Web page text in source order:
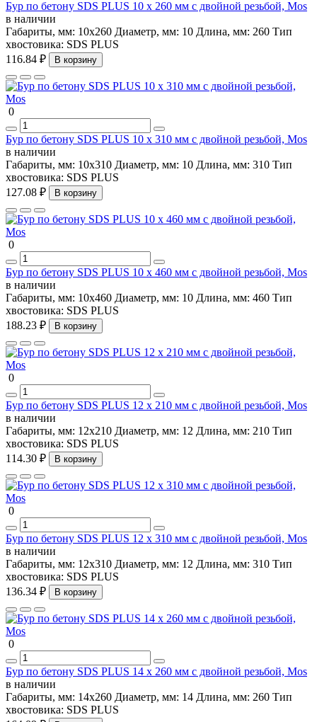
Бур по бетону SDS PLUS 10 х 260 мм с двойной резьбой, Mos
в наличии
Габариты, мм: 10х260 Диаметр, мм: 10 Длина, мм: 260 Тип
хвостовика: SDS PLUS
116.84 ₽
В корзину
0
Бур по бетону SDS PLUS 10 х 310 мм с двойной резьбой, Mos
в наличии
Габариты, мм: 10х310 Диаметр, мм: 10 Длина, мм: 310 Тип
хвостовика: SDS PLUS
127.08 ₽
В корзину
0
Бур по бетону SDS PLUS 10 х 460 мм с двойной резьбой, Mos
в наличии
Габариты, мм: 10х460 Диаметр, мм: 10 Длина, мм: 460 Тип
хвостовика: SDS PLUS
188.23 ₽
В корзину
0
Бур по бетону SDS PLUS 12 х 210 мм с двойной резьбой, Mos
в наличии
Габариты, мм: 12х210 Диаметр, мм: 12 Длина, мм: 210 Тип
хвостовика: SDS PLUS
114.30 ₽
В корзину
0
Бур по бетону SDS PLUS 12 х 310 мм с двойной резьбой, Mos
в наличии
Габариты, мм: 12х310 Диаметр, мм: 12 Длина, мм: 310 Тип
хвостовика: SDS PLUS
136.34 ₽
В корзину
0
Бур по бетону SDS PLUS 14 х 260 мм с двойной резьбой, Mos
в наличии
Габариты, мм: 14х260 Диаметр, мм: 14 Длина, мм: 260 Тип
хвостовика: SDS PLUS